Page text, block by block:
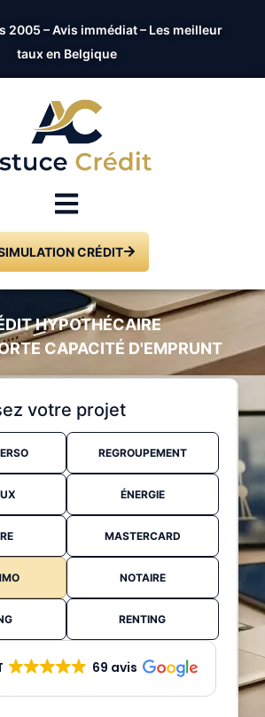
2005 – Avis immédiat – Les meilleur
taux en Belgique
CRÉDIT
HYPOTHÉCAIRE
CAPACITÉ D'EMPRUNT
votre projet
REGROUPEMENT
ÉNERGIE
MASTERCARD
NOTAIRE
RENTING
69 avis